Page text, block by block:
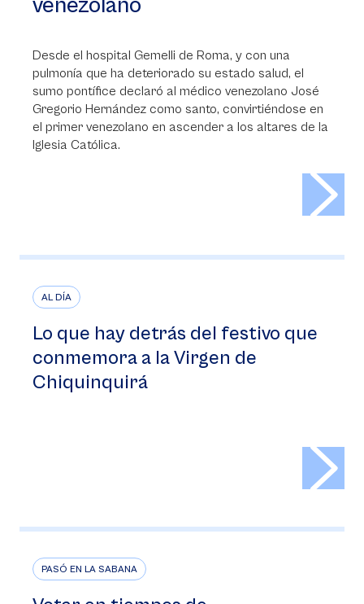
venezolano
Desde el hospital Gemelli de Roma, y con una
pulmonía que ha deteriorado su estado salud, el
sumo pontífice declaró al médico venezolano José
Gregorio Hernández como santo, convirtiéndose en
el primer venezolano en ascender a los altares de la
Iglesia Católica.
AL DÍA
Lo que hay detrás del festivo que
conmemora a la Virgen de
Chiquinquirá
PASÓ EN LA SABANA